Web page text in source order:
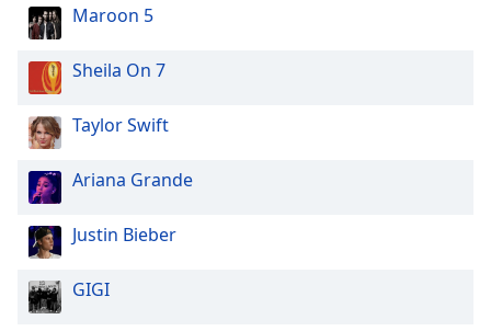
Maroon 5
Sheila On 7
Taylor Swift
Ariana Grande
Justin Bieber
GIGI